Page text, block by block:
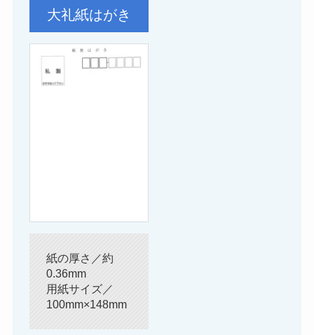
大礼紙はがき
紙の厚さ／約
0.36mm
用紙サイズ／
100mm×148mm